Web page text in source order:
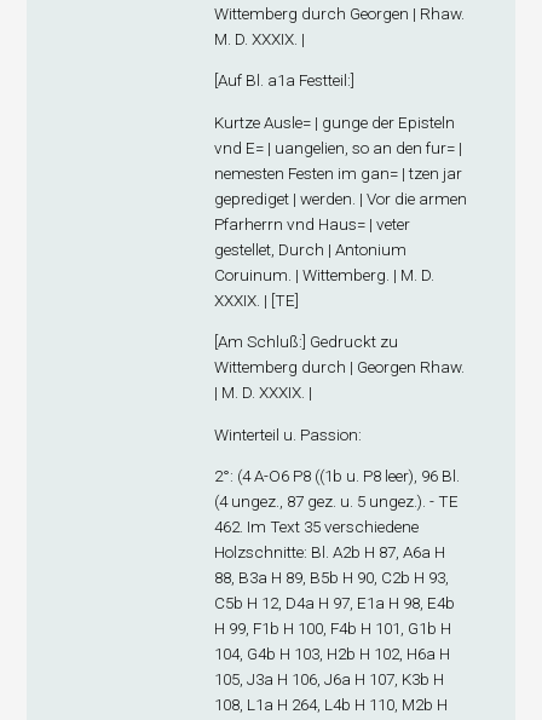
Wittemberg durch Georgen | Rhaw.
M. D. XXXIX. |
[Auf Bl. a1a Festteil:]
Kurtze Ausle= | gunge der Episteln
vnd E= | uangelien, so an den fur= |
nemesten Festen im gan= | tzen jar
geprediget | werden. | Vor die armen
Pfarherrn vnd Haus= | veter
gestellet, Durch | Antonium
Coruinum. | Wittemberg. | M. D.
XXXIX. | [TE]
[Am Schluß:] Gedruckt zu
Wittemberg durch | Georgen Rhaw.
| M. D. XXXIX. |
Winterteil u. Passion:
2°: (4A-O6 P8 ((1b u. P8 leer), 96 Bl.
(4 ungez., 87 gez. u. 5 ungez.). - TE
462. Im Text 35 verschiedene
Holzschnitte: Bl. A2b H 87, A6a H
88, B3a H 89, B5b H 90, C2b H 93,
C5b H 12, D4a H 97, E1a H 98, E4b
H 99, F1b H 100, F4b H 101, G1b H
104, G4b H 103, H2b H 102, H6a H
105, J3a H 106, J6a H 107, K3b H
108, L1a H 264, L4b H 110, M2b H